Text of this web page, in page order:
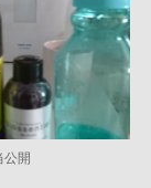
公開